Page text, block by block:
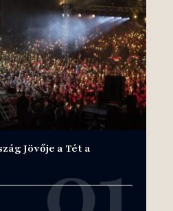
Jövője a Tét a